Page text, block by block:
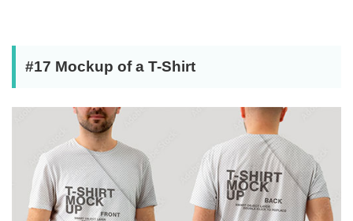
#17 Mockup of a T-Shirt